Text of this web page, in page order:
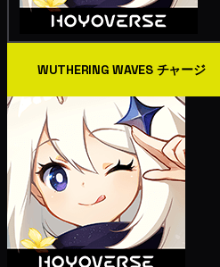
WUTHERING WAVES チャージ